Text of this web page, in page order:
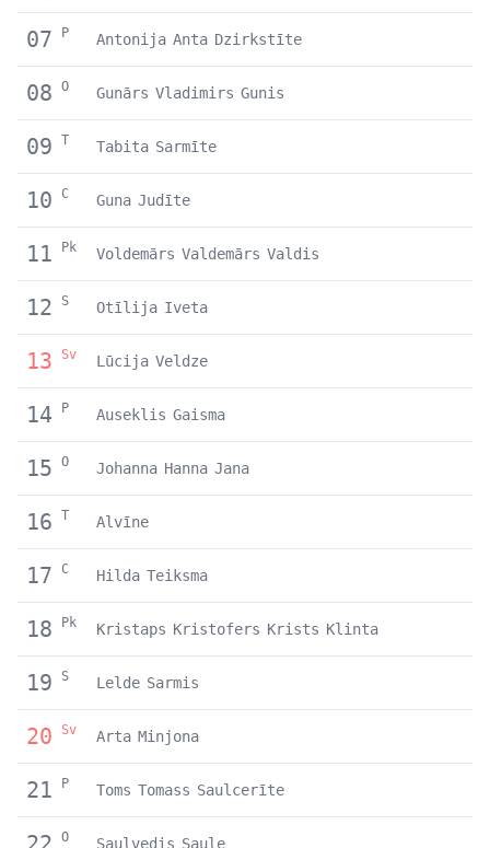
07 P Antonija Anta Dzirkstīte
08 O Gunārs Vladimirs Gunis
09 T Tabita Sarmīte
10 C Guna Judīte
11 Pk Voldemārs Valdemārs Valdis
12 S Otīlija Iveta
13 Sv Lūcija Veldze
14 P Auseklis Gaisma
15 O Johanna Hanna Jana
16 T Alvīne
17 C Hilda Teiksma
18 Pk Kristaps Kristofers Krists Klinta
19 S Lelde Sarmis
20 Sv Arta Minjona
21 P Toms Tomass Saulcerīte
O Saulvedis Saule